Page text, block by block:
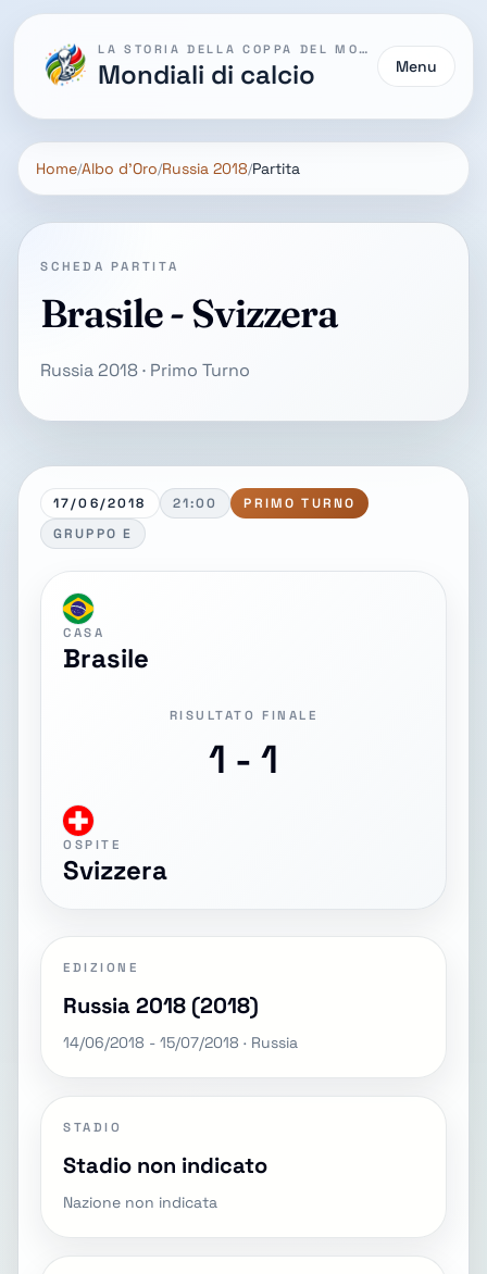
LA STORIA DELLA COPPA DEL MONDO
Mondiali di calcio Menu
Home Albo d'Oro Russia 2018 Partita
SCHEDA PARTITA
Brasile - Svizzera
Russia 2018 · Primo Turno
17/06/2018 21:00
PRIMO TURNO
GRUPPO E
CASA
Brasile
RISULTATO FINALE
1 - 1
OSPITE
Svizzera
EDIZIONE
Russia 2018 (2018)
14/06/2018 - 15/07/2018 · Russia
STADIO
Stadio non indicato
Nazione non indicata